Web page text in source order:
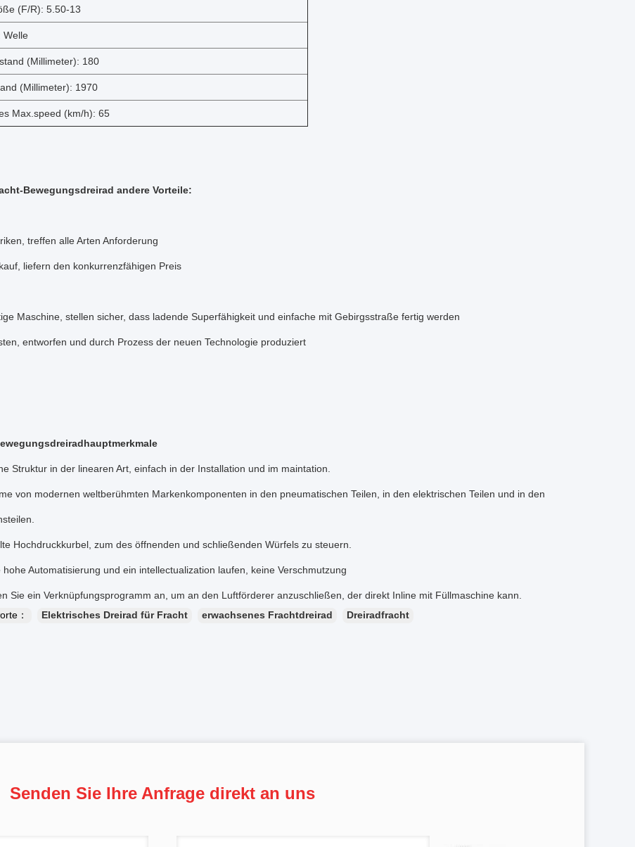
(F/R): 5.50-13
Welle
(Millimeter): 180
(Millimeter): 1970
Max.speed (km/h): 65
Bewegungsdreirad andere Vorteile:
treffen alle Arten Anforderung
liefern den konkurrenzfähigen Preis
Maschine, stellen sicher, dass ladende Superfähigkeit und einfache mit Gebirgsstraße fertig werden
entworfen und durch Prozess der neuen Technologie produziert
Struktur in der linearen Art, einfach in der Installation und im maintation.
von modernen weltberühmten Markenkomponenten in den pneumatischen Teilen, in den elektrischen Teilen und in den
Hochdruckkurbel, zum des öffnenden und schließenden Würfels zu steuern.
hohe Automatisierung und ein intellectualization laufen, keine Verschmutzung
Sie ein Verknüpfungsprogramm an, um an den Luftförderer anzuschließen, der direkt Inline mit Füllmaschine kann.
：
Elektrisches Dreirad für Fracht erwachsenes Frachtdreirad Dreiradfracht
Senden Sie Ihre Anfrage direkt an uns